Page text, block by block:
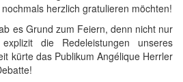
herzlich gratulieren möchten!
es Grund zum Feiern, denn nicht nur
die Redeleistungen unseres
kürte das Publikum Angélique Herrler